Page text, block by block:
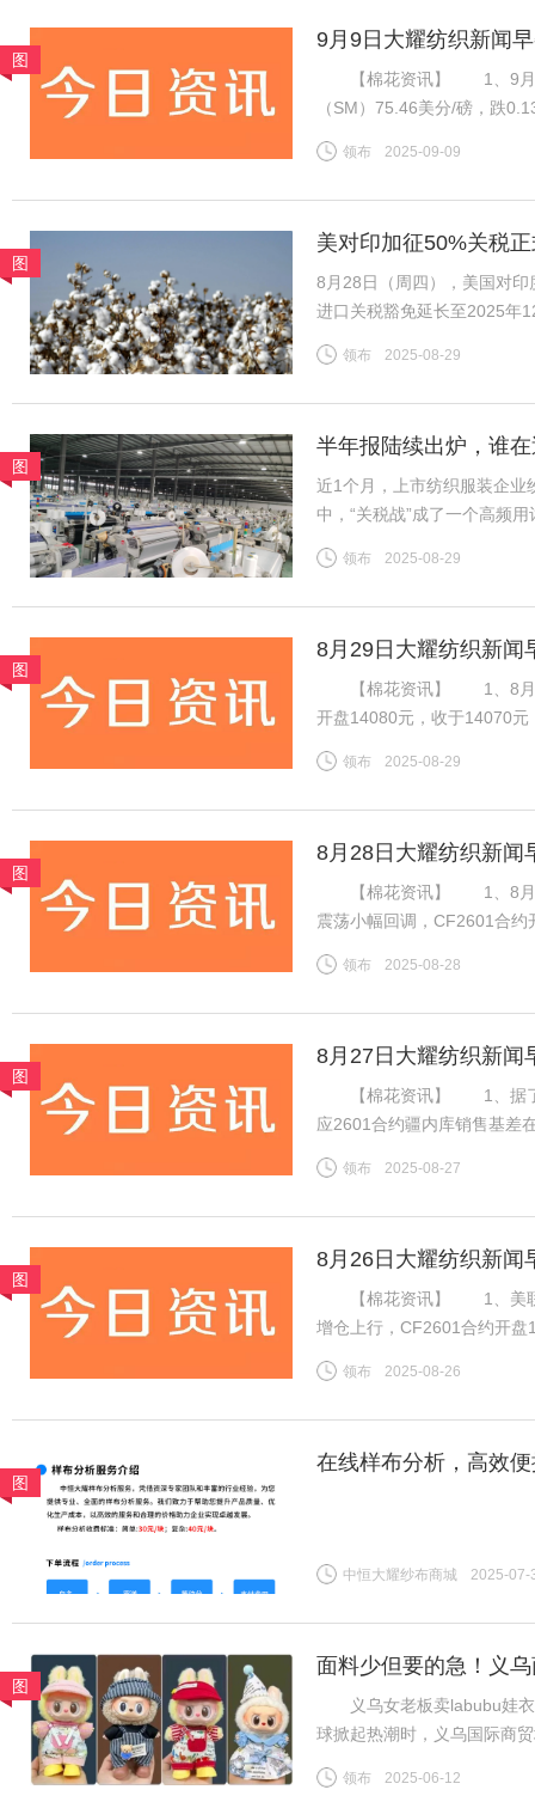
图
9月9日大耀纺织新闻
【棉花资讯】 1、9月8
（SM）75.46美分/磅，跌
磅，跌0.13美分/磅，折一般
领布 2025-09-09
图
美对印加征50%关税
底
8月28日（周四），美国对
进口关税豁免延长至2025
今年最后三个月。 这一
领布 2025-08-29
图
半年报陆续出炉，谁
近1个月，上市纺织服装企业
中，“关税战”成了一个高频
关税战到底影响几何？谁在
领布 2025-08-29
图
8月29日大耀纺织新闻
【棉花资讯】 1、8月28
开盘14080元，收于14070
期国内供应偏紧预期仍在，
领布 2025-08-29
图
8月28日大耀纺织新闻
【棉花资讯】 1、8月27
震荡小幅回调，CF2601合
下游棉纱市场交投一般，棉
领布 2025-08-28
图
8月27日大耀纺织新闻
【棉花资讯】 1、据了解
应2601合约疆内库销售基差
内地库新疆机采棉4129B含杂
领布 2025-08-27
图
8月26日大耀纺织新闻
【棉花资讯】 1、美联储
增仓上行，CF2601合约开
增订单数量有限，但旺季需
领布 2025-08-26
图
在线样布分析，高效
中恒大耀纱布商城 2025-07-
图
面料少但要的急！义
义乌女老板卖labubu娃衣
球掀起热潮时，义乌国际商
终空空如也——订单像潮水
领布 2025-06-12